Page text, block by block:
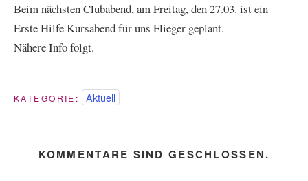
Beim nächsten Clubabend, am Freitag, den 27.03. ist ein
Erste Hilfe Kursabend für uns Flieger geplant.
Nähere Info folgt.
KATEGORIE: Aktuell
KOMMENTARE SIND GESCHLOSSEN.